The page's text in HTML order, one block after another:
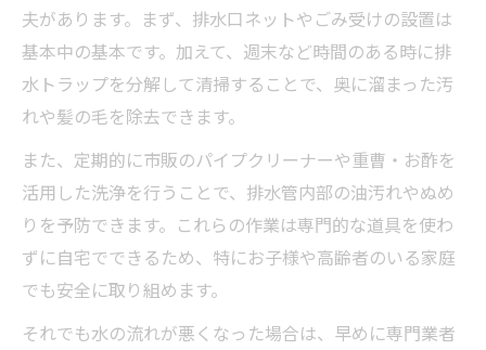
夫があります。まず、排水口ネットやごみ受けの設置は
基本中の基本です。加えて、週末など時間のある時に排
水トラップを分解して清掃することで、奥に溜まった汚
れや髪の毛を除去できます。
また、定期的に市販のパイプクリーナーや重曹・お酢を
活用した洗浄を行うことで、排水管内部の油汚れやぬめ
りを予防できます。これらの作業は専門的な道具を使わ
ずに自宅でできるため、特にお子様や高齢者のいる家庭
でも安全に取り組めます。
それでも水の流れが悪くなった場合は、早めに専門業者